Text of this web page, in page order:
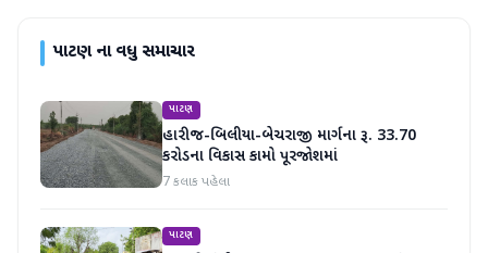
પાટણના વધુ સમાચાર
પાટણ
હારીજ-બિલીયા-બેચરાજી માર્ગના રૂ. 33.70
કરોડના વિકાસ કામો પૂરજોશમાં
7 કલાક પહેલા
પાટણ